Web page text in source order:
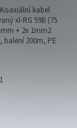
kabel
xl-RG 59B (75
+ 2x 1mm2
balení 200m, PE